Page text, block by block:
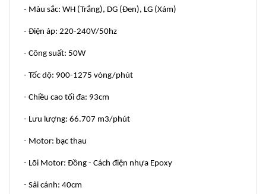
- Màu sắc: WH (Trắng), DG (Đen), LG (Xám)
- Điện áp: 220-240V/50hz
- Công suất: 50W
- Tốc dộ: 900-1275 vòng/phút
- Chiều cao tối đa: 93cm
- Lưu lượng: 66.707 m3/phút
- Motor: bạc thau
- Lõi Motor: Đồng - Cách điện nhựa Epoxy
- Sải cánh: 40cm